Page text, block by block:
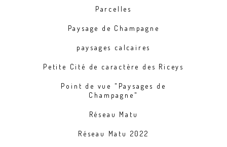
Parcelles
Paysage de Champagne
paysages calcaires
Petite Cité de caractère des Riceys
Point de vue "Paysages de
Champagne"
Réseau Matu
Réseau Matu 2022